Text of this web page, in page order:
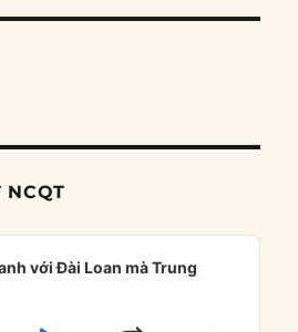
NCQT
với Đài Loan mà Trung